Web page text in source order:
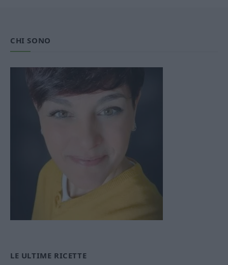
CHI SONO
LE ULTIME RICETTE